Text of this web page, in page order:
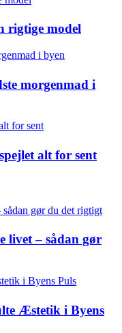
rigtige model
morgenmad i
alt for sent
livet – sådan gør
Æstetik i Byens